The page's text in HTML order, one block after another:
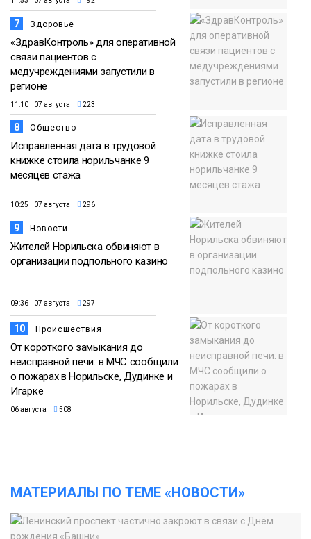
7 Здоровье
«ЗдравКонтроль» для оперативной
связи пациентов с
медучреждениями запустили в
регионе
11:10 07 августа 223
8 Общество
Исправленная дата в трудовой
книжке стоила норильчанке 9
месяцев стажа
10:25 07 августа 296
9 Новости
Жителей Норильска обвиняют в
организации подпольного казино
09:36 07 августа 297
10 Происшествия
От короткого замыкания до
неисправной печи: в МЧС сообщили
о пожарах в Норильске, Дудинке и
Игарке
06 августа 508
МАТЕРИАЛЫ ПО ТЕМЕ «НОВОСТИ»